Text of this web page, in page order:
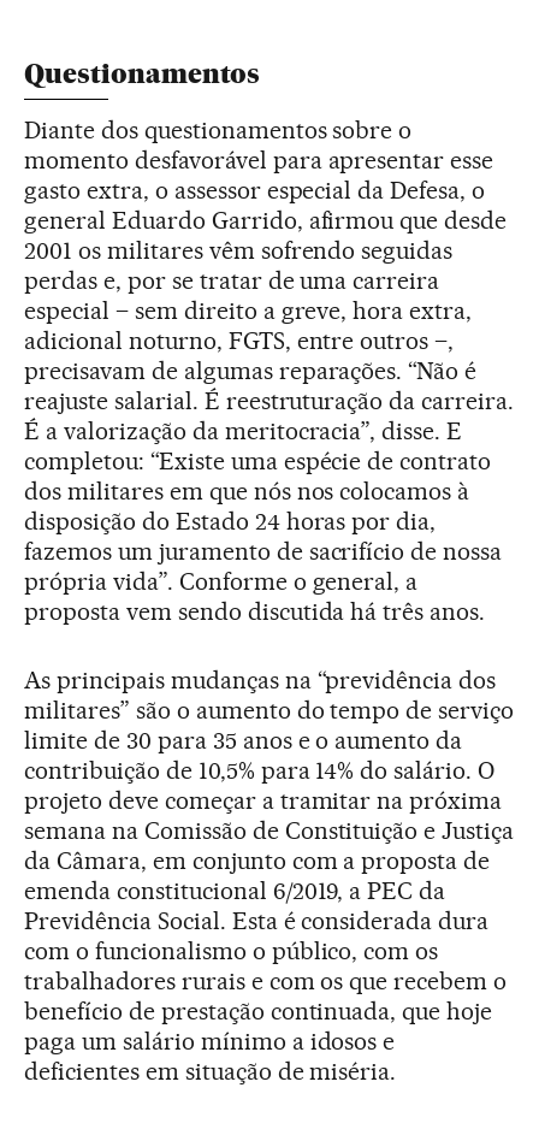
Questionamentos
Diante dos questionamentos sobre o
momento desfavorável para apresentar esse
gasto extra, o assessor especial da Defesa, o
general Eduardo Garrido, afirmou que desde
2001 os militares vêm sofrendo seguidas
perdas e, por se tratar de uma carreira
especial – sem direito a greve, hora extra,
adicional noturno, FGTS, entre outros –,
precisavam de algumas reparações. “Não é
reajuste salarial. É reestruturação da carreira.
É a valorização da meritocracia”, disse. E
completou: “Existe uma espécie de contrato
dos militares em que nós nos colocamos à
disposição do Estado 24 horas por dia,
fazemos um juramento de sacrifício de nossa
própria vida”. Conforme o general, a
proposta vem sendo discutida há três anos.
As principais mudanças na “previdência dos
militares” são o aumento do tempo de serviço
limite de 30 para 35 anos e o aumento da
contribuição de 10,5% para 14% do salário. O
projeto deve começar a tramitar na próxima
semana na Comissão de Constituição e Justiça
da Câmara, em conjunto com a proposta de
emenda constitucional 6/2019, a PEC da
Previdência Social. Esta é considerada dura
com o funcionalismo o público, com os
trabalhadores rurais e com os que recebem o
benefício de prestação continuada, que hoje
paga um salário mínimo a idosos e
deficientes em situação de miséria.